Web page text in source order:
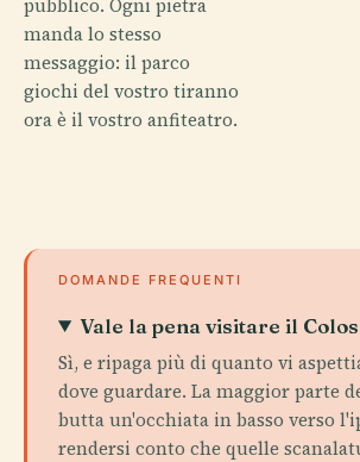
pubblico. Ogni pietra
manda lo stesso
messaggio: il parco
giochi del vostro tiranno
ora è il vostro anfiteatro.
DOMANDE FREQUENTI
Vale la pena visitare il
Sì, e ripaga più di quanto vi
dove guardare. La maggior parte
butta un'occhiata in basso verso
rendersi conto che quelle